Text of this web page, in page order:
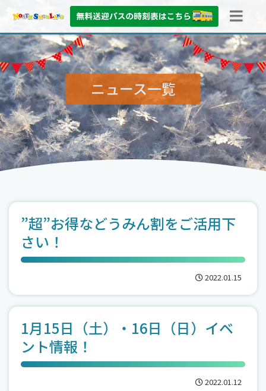
ニュース一覧
”超”お得などうみん割をご活用下
さい！
2022.01.15
1月15日（土）・16日（日）イベ
ント情報！
2022.01.12